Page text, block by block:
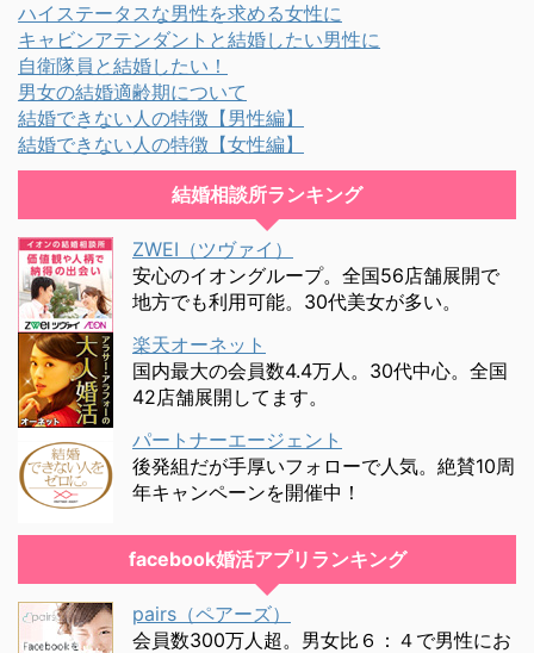
ハイステータスな男性を求める女性に
キャビンアテンダントと結婚したい男性に
自衛隊員と結婚したい！
男女の結婚適齢期について
結婚できない人の特徴【男性編】
結婚できない人の特徴【女性編】
結婚相談所ランキング
ZWEI（ツヴァイ）
安心のイオングループ。全国56店舗展開で
地方でも利用可能。30代美女が多い。
楽天オーネット
国内最大の会員数4.4万人。30代中心。全国
42店舗展開してます。
パートナーエージェント
後発組だが手厚いフォローで人気。絶賛10周
年キャンペーンを開催中！
facebook婚活アプリランキング
pairs（ペアーズ）
会員数300万人超。男女比６：４で男性にお